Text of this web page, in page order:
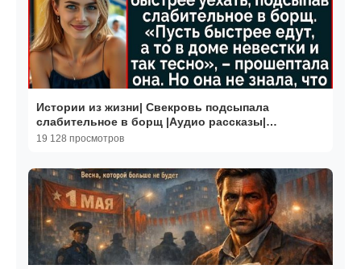
Истории из жизни| Свекровь подсыпала
слабительное в борщ |Аудио рассказы|
Жизненные истории
19 128 просмотров